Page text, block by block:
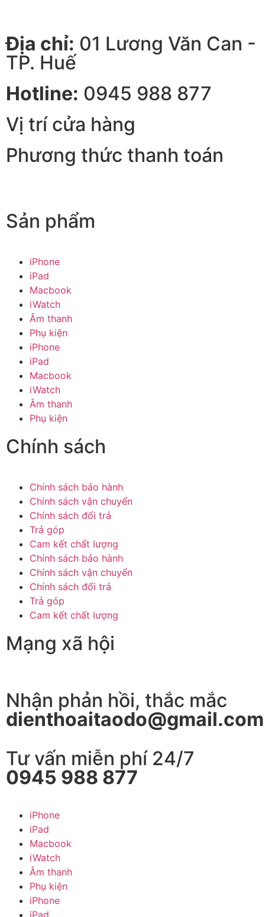
Địa chỉ: 01 Lương Văn Can -
TP. Huế
Hotline: 0945 988 877
Vị trí cửa hàng
Phương thức thanh toán
Sản phẩm
iPhone
iPad
Macbook
iWatch
Âm thanh
Phụ kiện
iPhone
iPad
Macbook
iWatch
Âm thanh
Phụ kiện
Chính sách
Chính sách bảo hành
Chính sách vận chuyển
Chính sách đổi trả
Trả góp
Cam kết chất lượng
Chính sách bảo hành
Chính sách vận chuyển
Chính sách đổi trả
Trả góp
Cam kết chất lượng
Mạng xã hội
Nhận phản hồi, thắc mắc
dienthoaitaodo@gmail.com
Tư vấn miễn phí 24/7
0945 988 877
iPhone
iPad
Macbook
iWatch
Âm thanh
Phụ kiện
iPhone
iPad